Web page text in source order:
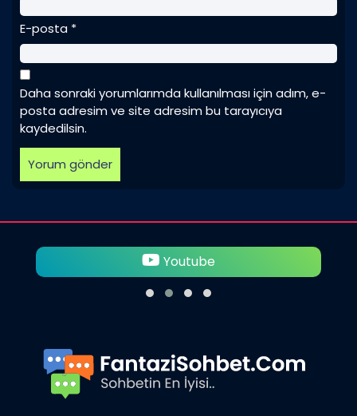
E-posta *
Daha sonraki yorumlarımda kullanılması için adım, e-
posta adresim ve site adresim bu tarayıcıya
kaydedilsin.
Youtube